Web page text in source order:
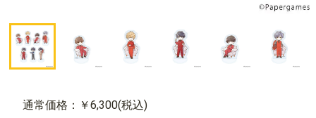
通常価格：￥6,300(税込)